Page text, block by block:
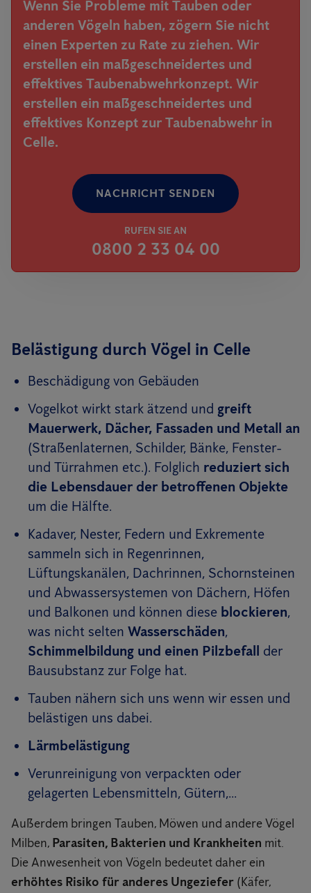
Wenn Sie Probleme mit Tauben oder
anderen Vögeln haben, zögern Sie nicht
einen Experten zu Rate zu ziehen. Wir
erstellen ein maßgeschneidertes und
effektives Taubenabwehrkonzept. Wir
erstellen ein maßgeschneidertes und
effektives Konzept zur Taubenabwehr in
Celle.
NACHRICHT SENDEN
RUFEN SIE AN
0800 2 33 04 00
Belästigung durch Vögel in Celle
Beschädigung von Gebäuden
Vogelkot wirkt stark ätzend und greift
Mauerwerk, Dächer, Fassaden und Metall an
(Straßenlaternen, Schilder, Bänke, Fenster-
und Türrahmen etc.). Folglich reduziert sich
die Lebensdauer der betroffenen Objekte
um die Hälfte.
Kadaver, Nester, Federn und Exkremente
sammeln sich in Regenrinnen,
Lüftungskanälen, Dachrinnen, Schornsteinen
und Abwassersystemen von Dächern, Höfen
und Balkonen und können diese blockieren,
was nicht selten Wasserschäden,
Schimmelbildung und einen Pilzbefall
der
Bausubstanz zur Folge hat.
Tauben nähern sich uns wenn wir essen und
belästigen uns dabei.
Lärmbelästigung
Verunreinigung von verpackten oder
gelagerten Lebensmitteln, Gütern,...
Außerdem bringen Tauben, Möwen und andere Vögel
Milben, Parasiten, Bakterien und Krankheiten mit.
Die Anwesenheit von Vögeln bedeutet daher ein
erhöhtes Risiko für anderes Ungeziefer (Käfer,